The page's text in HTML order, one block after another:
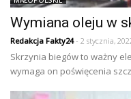
Wymiana oleju w
Redakcja Fakty24- 2 stycznia,
Skrzynia biegów to ważny
wymaga on poświęcenia